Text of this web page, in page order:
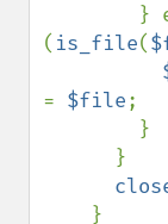
( is_file(
= $file;